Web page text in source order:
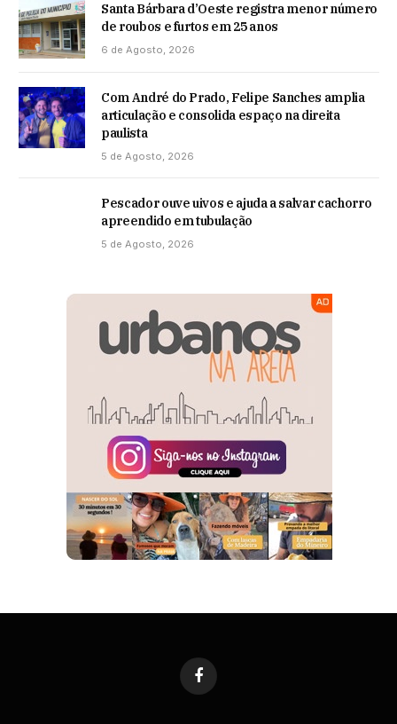
Santa Bárbara d’Oeste registra menor número
de roubos e furtos em 25 anos
6 de Agosto, 2026
Com André do Prado, Felipe Sanches amplia
articulação e consolida espaço na direita
paulista
5 de Agosto, 2026
Pescador ouve uivos e ajuda a salvar cachorro
apreendido em tubulação
5 de Agosto, 2026
Facebook